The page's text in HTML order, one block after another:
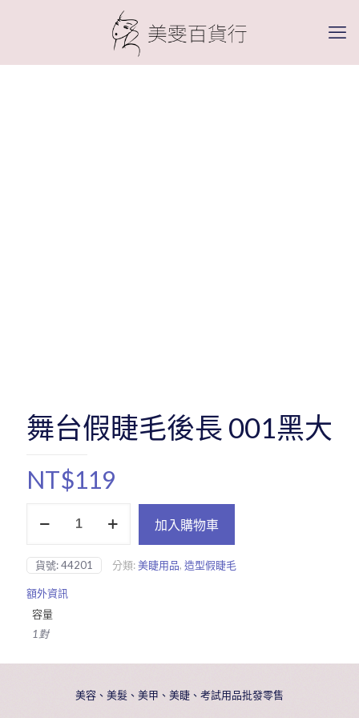
舞台假睫毛後長 001黑大
NT$119
睫
毛
後
長
001
黑
數
加入購物車
貨號:44201 分類:美睫用品, 造型假睫毛
額外資訊
容量
1對
美容、美髮、美甲、美睫、考試用品批發零售